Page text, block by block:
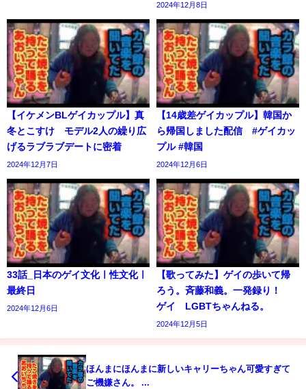
2024年12月8日
【イケメンBLゲイカップル】真
冬とこすけ モデル2人の繰り広
げるラブラブデートに密着
2024年12月7日
【14歳差ゲイカップル】韓国か
ら帰国しました配信 #ゲイカッ
プル #韓国
2024年12月6日
33話_日本のゲイ文化ㅣ性文化ㅣ
最終日
2024年12月6日
【歌ってみた】ゲイの歩いて帰
ろう。斉藤和義。一発録り！
ゲイ LGBTちゃんねる。
2024年12月5日
ほんまにほんまに新しいキャリーちゃん可愛すぎて
ご機嫌さん。 ...